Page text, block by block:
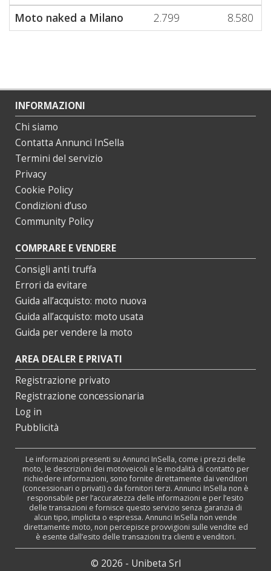
Moto naked a Milano
2.799 8.580
INFORMAZIONI
Chi siamo
Contatta Annunci InSella
Termini del servizio
Privacy
Cookie Policy
Condizioni d’uso
Community Policy
COMPRARE E VENDERE
Consigli anti truffa
Errori da evitare
Guida all’acquisto: moto nuova
Guida all’acquisto: moto usata
Guida per vendere la moto
AREA DEALER E PRIVATI
Registrazione privato
Registrazione concessionaria
Log in
Pubblicità
Le informazioni presenti su Annunci InSella, come i prezzi delle
moto, le descrizioni dei motoveicoli e le modalità di contatto per
richiedere informazioni, sono fornite direttamente dai venditori
(concessionari o privati) o da fornitori terzi. Annunci InSella non è
responsabile per l’accuratezza delle informazioni e per l’esito
delle transazioni e fornisce questo servizio senza garanzia di
alcun tipo, implicita o espressa. Annunci InSella non vende
direttamente moto, non percepisce provvigioni sulle vendite ed
è esente dall’esito delle transazioni tra clienti e venditori.
© 2026 - Unibeta Srl